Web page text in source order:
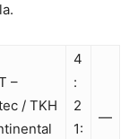
–
/ TKH
4
:
2
1:
—